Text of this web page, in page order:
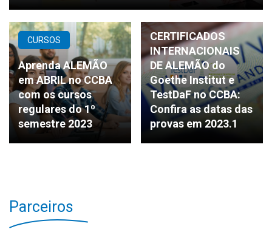
CURSOS
Aprenda ALEMÃO
em ABRIL no CCBA
com os cursos
regulares do 1º
semestre 2023
CERTIFICADOS
CERTIFICADOS
INTERNACIONAIS
DE ALEMÃO do
Goethe Institut e
TestDaF no CCBA:
Confira as datas das
provas em 2023.1
Parceiros